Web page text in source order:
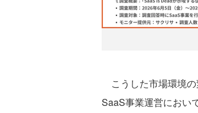
こうした市場環境
SaaS事業運営におい